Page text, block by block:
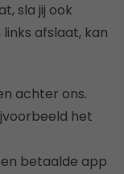
sla jij ook
afslaat, kan
achter ons.
het
betaalde app